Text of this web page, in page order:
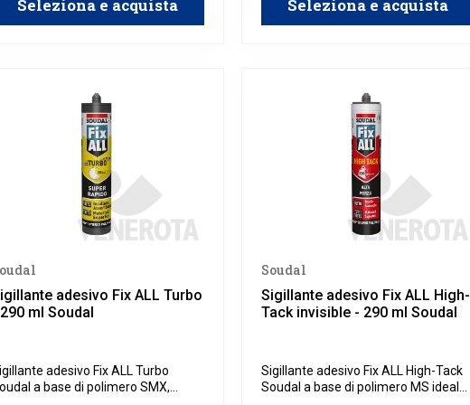
umidi come bagni e cucine.
Seleziona e acquista
e all'umidità, rendendolo adatto sia
per uso interno che esterno.
Seleziona e acquista
adesivo Fix ALL Turbo
ml Soudal
adesivo Fix ALL Turbo
a base di polimero SMX,
Soudal
Sigillante adesivo Fix ALL High-
Tack invisible - 290 ml Soudal
Sigillante adesivo Fix ALL High-Tack
Soudal a base di polimero MS ideale